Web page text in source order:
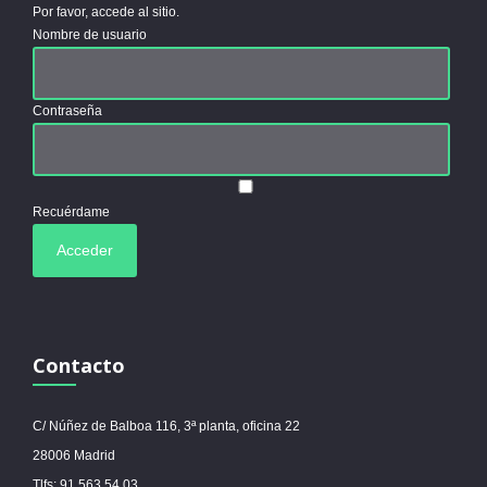
Por favor, accede al sitio.
Nombre de usuario
Contraseña
Recuérdame
Contacto
C/ Núñez de Balboa 116, 3ª planta, oficina 22
28006 Madrid